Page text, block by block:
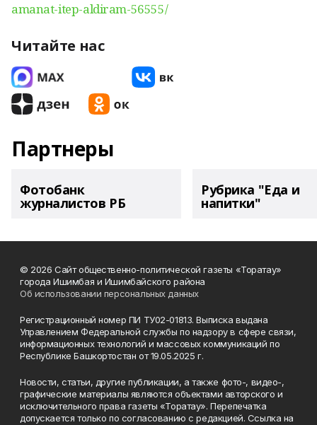
amanat-itep-aldiram-56555/
Читайте нас
Партнеры
Фотобанк
журналистов РБ
Рубрика "Еда и
напитки"
© 2026 Сайт общественно-политической газеты «Торатау»
города Ишимбая и Ишимбайского района
Об использовании персональных данных
Регистрационный номер ПИ ТУ02-01813. Выписка выдана
Управлением Федеральной службы по надзору в сфере связи,
информационных технологий и массовых коммуникаций по
Республике Башкортостан от 19.05.2025 г.
Новости, статьи, другие публикации, а также фото-, видео-,
графические материалы являются объектами авторского и
исключительного права газеты «Торатау». Перепечатка
допускается только по согласованию с редакцией. Ссылка на